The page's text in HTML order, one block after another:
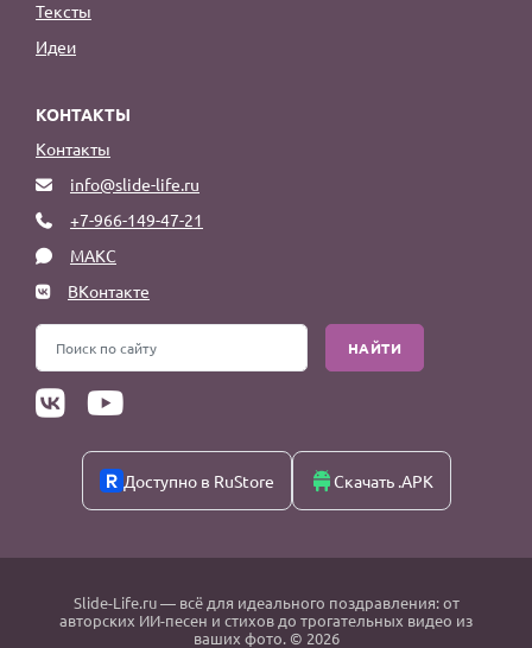
Тексты
Идеи
КОНТАКТЫ
Контакты
info@slide-life.ru
+7-966-149-47-21
МАКС
ВКонтакте
НАЙТИ
Доступно в RuStore Скачать .APK
Slide-Life.ru— всё для идеального поздравления: от
авторских ИИ-песен и стихов до трогательных видео из
ваших фото. © 2026